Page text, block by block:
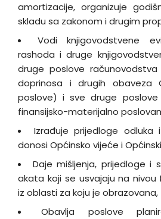
amortizacije, organizuje
skladu sa zakonom i drugim
Vodi knjigovodstvene
rashoda i druge
druge poslove
doprinosa i drugih obaveza
poslove) i sve druge
finansijsko-materijalno
Izrađuje prijedloge
donosi Općinsko vijeće i
Daje mišljenja, prijedloge i
akata koji se usvajaju na nivou
iz oblasti za koju je obrazovana,
Obavlja poslove